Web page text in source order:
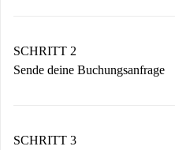
Du erhältst alle
SCHRITT 2
Sende deine Buchungsanfrage
Denk daran, dass wir dich
SCHRITT 3